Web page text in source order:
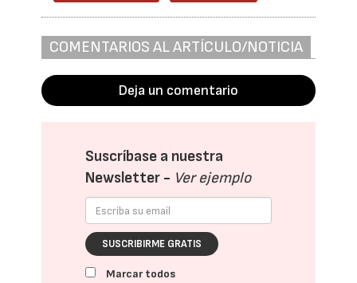
COMENTARIOS AL ARTÍCULO/NOTICIA
Deja un comentario
Suscríbase a nuestra
Newsletter - Ver ejemplo
SUSCRIBIRME GRATIS
Marcar todos